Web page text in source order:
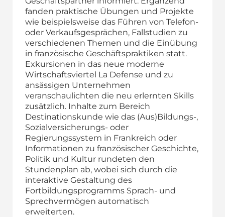
fanden praktische Übungen und Projekte
wie beispielsweise das Führen von Telefon-
oder Verkaufsgesprächen, Fallstudien zu
verschiedenen Themen und die Einübung
in französische Geschäftspraktiken statt.
Exkursionen in das neue moderne
Wirtschaftsviertel La Defense und zu
ansässigen Unternehmen
veranschaulichten die neu erlernten Skills
zusätzlich. Inhalte zum Bereich
Destinationskunde wie das (Aus)Bildungs-,
Sozialversicherungs- oder
Regierungssystem in Frankreich oder
Informationen zu französischer Geschichte,
Politik und Kultur rundeten den
Stundenplan ab, wobei sich durch die
interaktive Gestaltung des
Fortbildungsprogramms Sprach- und
Sprechvermögen automatisch
erweiterten.